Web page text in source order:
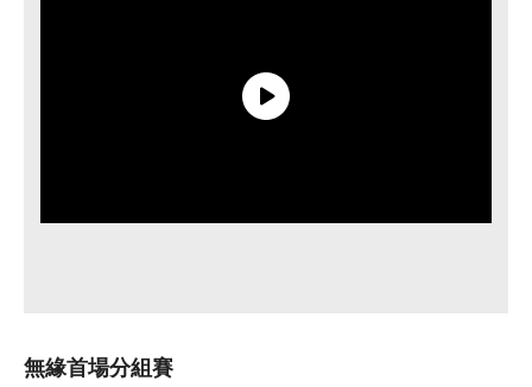
無緣首場分組賽